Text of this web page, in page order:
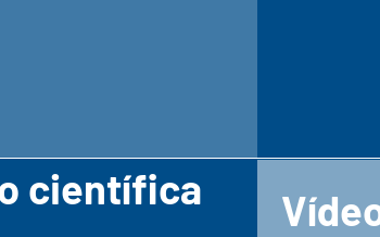
científica